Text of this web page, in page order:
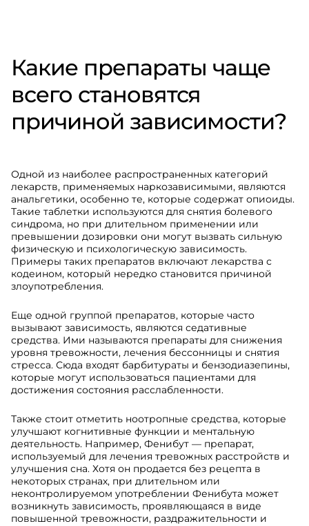
Какие препараты чаще
всего становятся
причиной зависимости?
Одной из наиболее распространенных категорий
лекарств, применяемых наркозависимыми, являются
анальгетики, особенно те, которые содержат опиоиды.
Такие таблетки используются для снятия болевого
синдрома, но при длительном применении или
превышении дозировки они могут вызвать сильную
физическую и психологическую зависимость.
Примеры таких препаратов включают лекарства с
кодеином, который нередко становится причиной
злоупотребления.
Еще одной группой препаратов, которые часто
вызывают зависимость, являются седативные
средства. Ими называются препараты для снижения
уровня тревожности, лечения бессонницы и снятия
стресса. Сюда входят барбитураты и бензодиазепины,
которые могут использоваться пациентами для
достижения состояния расслабленности.
Также стоит отметить ноотропные средства, которые
улучшают когнитивные функции и ментальную
деятельность. Например, Фенибут — препарат,
используемый для лечения тревожных расстройств и
улучшения сна. Хотя он продается без рецепта в
некоторых странах, при длительном или
неконтролируемом употреблении Фенибута может
возникнуть зависимость, проявляющаяся в виде
повышенной тревожности, раздражительности и